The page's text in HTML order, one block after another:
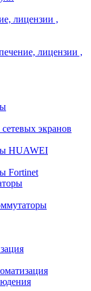
лицензии ,
лицензии ,
экранов
HUAWEI
Fortinet